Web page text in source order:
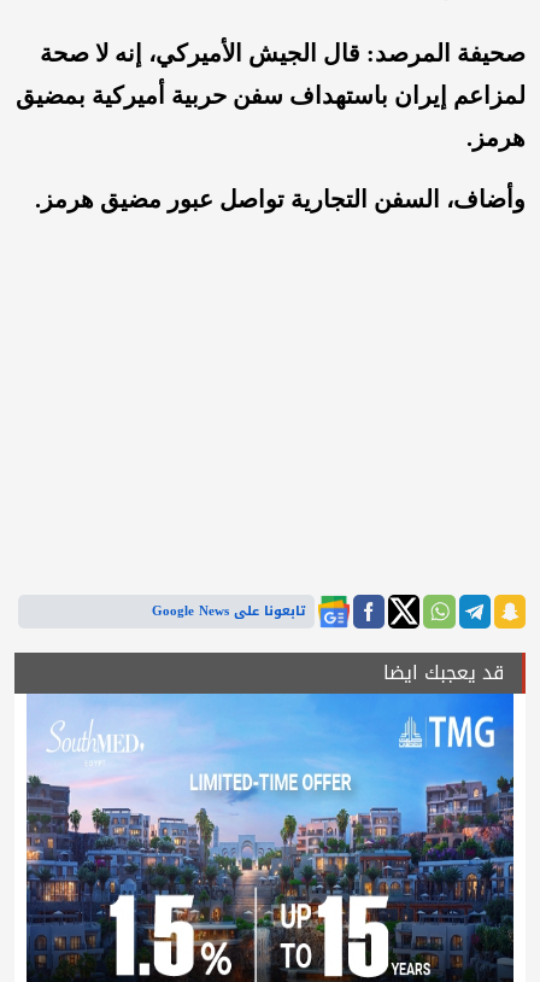
صحيفة المرصد: قال الجيش الأميركي، إنه لا صحة
لمزاعم إيران باستهداف سفن حربية أميركية بمضيق
هرمز.
وأضاف، السفن التجارية تواصل عبور مضيق هرمز.
تابعونا على Google News
قد يعجبك ايضا